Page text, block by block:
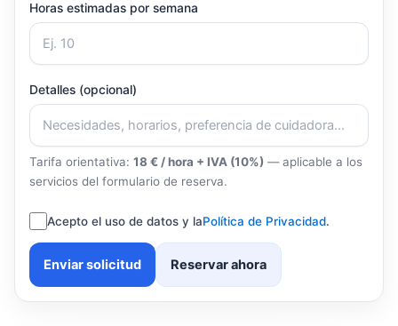
Horas estimadas por semana
Detalles (opcional)
Tarifa orientativa: 18 € / hora + IVA (10%) — aplicable a los
servicios del formulario de reserva.
Acepto el uso de datos y laPolítica de Privacidad.
Enviar solicitud Reservar ahora